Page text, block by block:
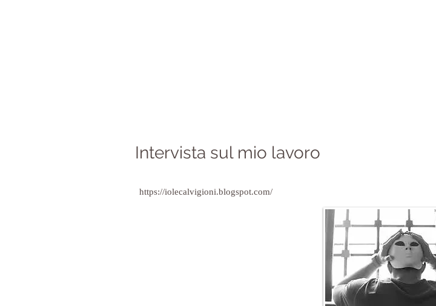
Intervista sul mio lavoro
https://iolecalvigioni.blogspot.com/